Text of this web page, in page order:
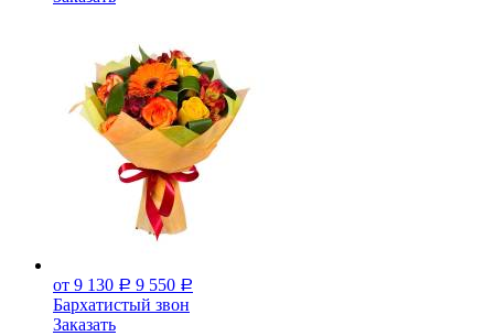
от 9 130 Р 9 550 Р
Бархатистый звон
Заказать